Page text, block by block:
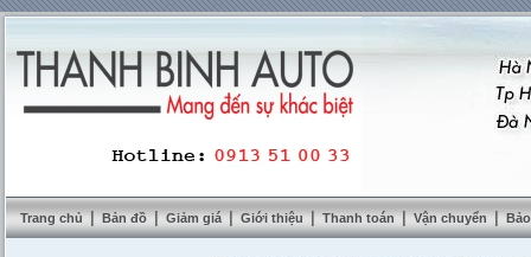
Trang chủ | Bản đồ | Giảm giá | Giới thiệu | Thanh toán | Vận chuyển |